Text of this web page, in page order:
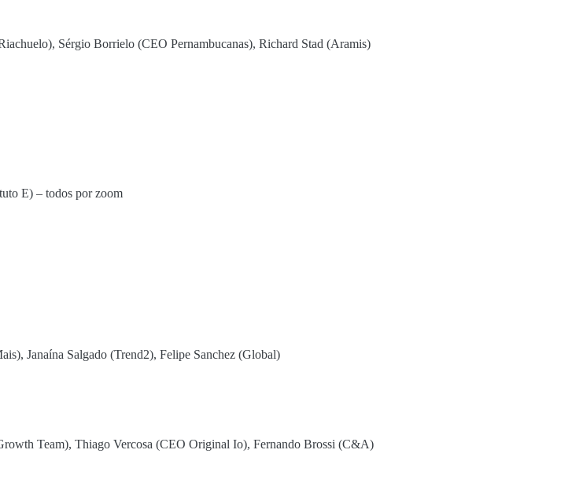
Sérgio Borrielo (CEO Pernambucanas), Richard Stad (Aramis)
E) – todos por zoom
Janaína Salgado (Trend2), Felipe Sanchez (Global)
Team), Thiago Vercosa (CEO Original Io), Fernando Brossi (C&A)